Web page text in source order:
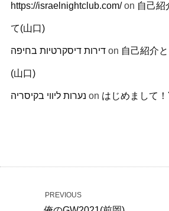
https://israelnightclub.com/on 自己紹
て(山口)
דירות דיסקרטיות בחיפהon 自己紹介
(山口)
נערות ליווי בקיסריה on はじめまして！
PREVIOUS